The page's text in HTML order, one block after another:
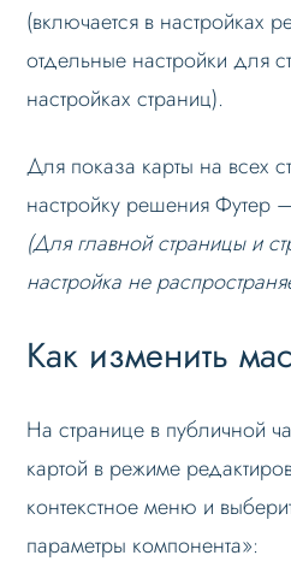
(включается в настройках
отдельные настройки для
настройках страниц).
Для показа карты на всех
настройку решения Футер
(Для главной страницы и
настройка не
Как изменить
На странице в публичной
картой в режиме
контекстное меню и
параметры компонента»: